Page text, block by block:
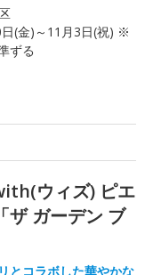
(金)～11月3日(祝) ※
ずる
ウィズ) ピエ
ザ ガーデン ブ
とコラボした華やかな